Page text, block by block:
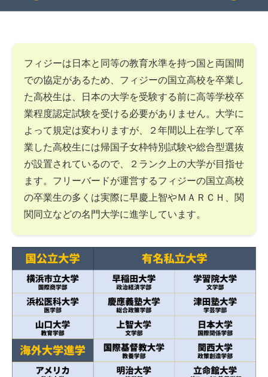
フィジーは日本と同等の教育水準を持つ国と両国間
での協定があるため、フィジーの国立高校を卒業し
た高校生は、日本の大学を受験する前に高等学校卒
業程度認定試験を受ける必要がありません。大学に
よって規定は変わりますが、２年間以上在学して卒
業した高校生には帰国子女枠特別試験や総合型選抜
が設置されているので、２ランク上の大学が目指せ
ます。フリーバードが運営するフィジーの国立高校
の卒業生の多くは実際に早慶上智やＭＡＲＣＨ、関
関同立などの名門大学に進学しています。